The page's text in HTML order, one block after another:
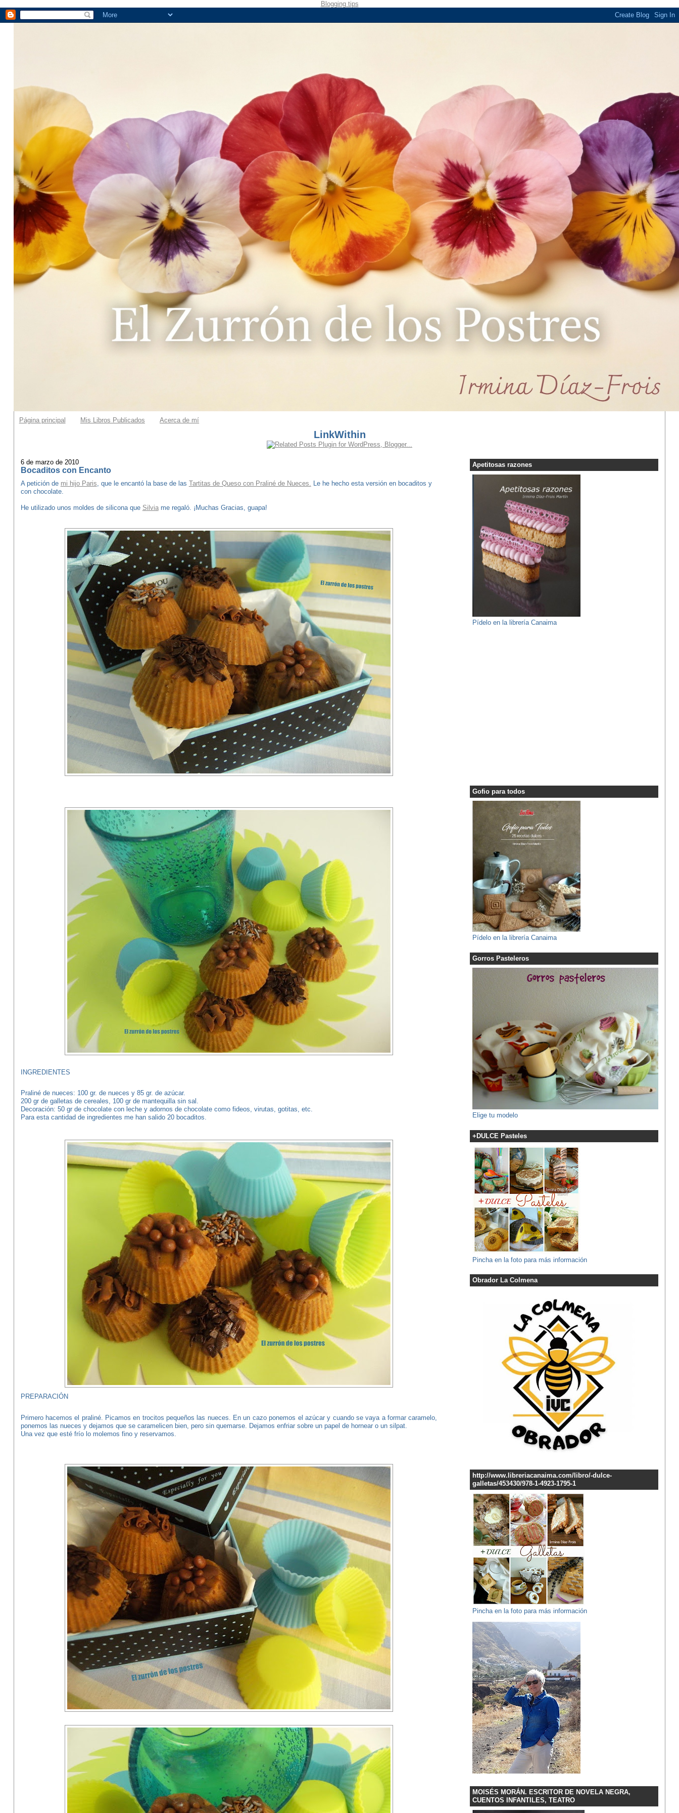
Blogging tips
Página principal Mis Libros Publicados Acerca de mí
LinkWithin
6 de marzo de 2010
Bocaditos con Encanto
A petición de mi hijo Paris , que le encantó la base de las Tartitas de Queso con Praliné de Nueces.
Le he hecho esta versión en bocaditos y
con chocolate.
He utilizado unos moldes de silicona que Silviame regaló. ¡Muchas Gracias, guapa!
INGREDIENTES
Praliné de nueces: 100 gr. de nueces y 85 gr. de azúcar.
200 gr de galletas de cereales, 100 gr de mantequilla sin sal.
Decoración: 50 gr de chocolate con leche y adornos de chocolate como fideos, virutas, gotitas, etc.
Para esta cantidad de ingredientes me han salido 20 bocaditos.
PREPARACIÓN
Primero hacemos el praliné. Picamos en trocitos pequeños las nueces. En un cazo ponemos el azúcar y cuando se vaya a formar caramelo,
ponemos las nueces y dejamos que se caramelicen bien, pero sin quemarse. Dejamos enfriar sobre un papel de hornear o un silpat.
Una vez que esté frío lo molemos fino y reservamos.
Apetitosas razones
Pídelo en la librería Canaima
Gofio para todos
Pídelo en la librería Canaima
Gorros Pasteleros
Elige tu modelo
+DULCE Pasteles
Pincha en la foto para más información
Obrador La Colmena
http://www.libreriacanaima.com/libro/-dulce-
galletas/453430/978-1-4923-1795-1
Pincha en la foto para más información
MOISÉS MORÁN. ESCRITOR DE NOVELA NEGRA,
CUENTOS INFANTILES, TEATRO